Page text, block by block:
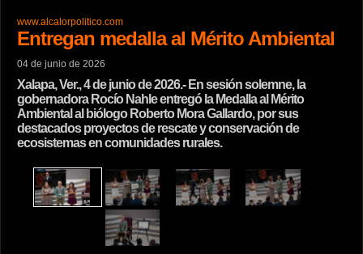
www.alcalorpolitico.com
Entregan medalla al Mérito Ambiental
04 de junio de 2026
Xalapa, Ver., 4 de junio de 2026.- En sesión solemne, la
gobernadora Rocío Nahle entregó la Medalla al Mérito
Ambiental al biólogo Roberto Mora Gallardo, por sus
destacados proyectos de rescate y conservación de
ecosistemas en comunidades rurales.